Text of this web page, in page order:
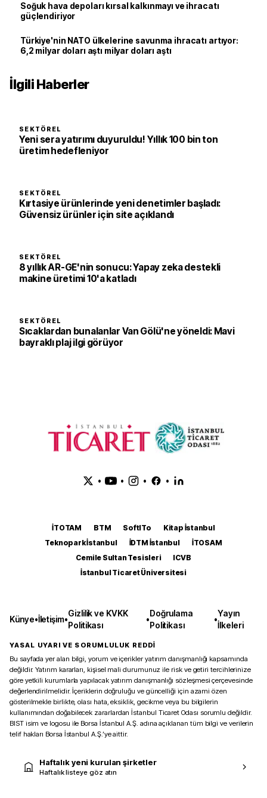
Soğuk hava depoları kırsal kalkınmayı ve ihracatı
güçlendiriyor
Türkiye'nin NATO ülkelerine savunma ihracatı artıyor:
6,2 milyar doları aştı milyar doları aştı
İlgili Haberler
SEKTÖREL
Yeni sera yatırımı duyuruldu! Yıllık 100 bin ton
üretim hedefleniyor
SEKTÖREL
Kırtasiye ürünlerinde yeni denetimler başladı:
Güvensiz ürünler için site açıklandı
SEKTÖREL
8 yıllık AR-GE'nin sonucu: Yapay zeka destekli
makine üretimi 10'a katladı
SEKTÖREL
Sıcaklardan bunalanlar Van Gölü'ne yöneldi: Mavi
bayraklı plaj ilgi görüyor
• • • •
İTOTAM BTM SoftITo
Kitap İstanbul
Teknopark İstanbul
İDTM İstanbul
İTOSAM
Cemile Sultan Tesisleri
ICVB
İstanbul Ticaret Üniversitesi
Künye•İletişim•
Gizlilik ve KVKK
Politikası
•
Doğrulama
Politikası
•
Yayın
İlkeleri
YASAL UYARI VE SORUMLULUK REDDİ
Bu sayfada yer alan bilgi, yorum ve içerikler yatırım danışmanlığı kapsamında
değildir. Yatırım kararları, kişisel mali durumunuz ile risk ve getiri tercihlerinize
göre yetkili kurumlarla yapılacak yatırım danışmanlığı sözleşmesi çerçevesinde
değerlendirilmelidir. İçeriklerin doğruluğu ve güncelliği için azami özen
gösterilmekle birlikte, olası hata, eksiklik, gecikme veya bu bilgilerin
kullanımından doğabilecek zararlardan İstanbul Ticaret Odası sorumlu değildir.
BIST isim ve logosu ile Borsa İstanbul A.Ş. adına açıklanan tüm bilgi ve verilerin
telif hakları Borsa İstanbul A.Ş.’ye aittir.
Haftalık yeni kurulan şirketler
Haftalık listeye göz atın